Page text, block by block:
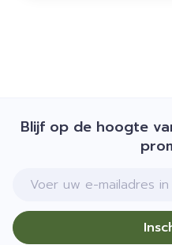
Blijf op de hoogte
E-mail adres